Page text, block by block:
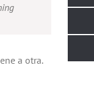
a otra.